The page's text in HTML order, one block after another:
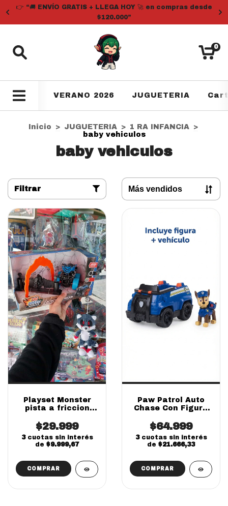
👉 “🚚 ENVÍO GRATIS + LLEGA HOY 🚀 en compras desde
$120.000”
0
VERANO 2026 JUGUETERIA
Inicio > JUGUETERIA > 1 RA INFANCIA >
baby vehiculos
baby vehiculos
Filtrar
Playset Monster
pista a friccion
$29.999
3 cuotas sin interés
de $9.999,67
Paw Patrol Auto
Chase Con Figura
Años
$64.999
3 cuotas sin interés
de $21.666,33